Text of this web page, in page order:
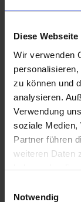
Diese
Wir verwenden
zu können und
analysieren.
Verwendung
soziale Medien,
Partner führen
weiteren Daten
haben oder die
Notwendig
Ausflug: Tempel
Siem
Ausflug: Besuch
Siem